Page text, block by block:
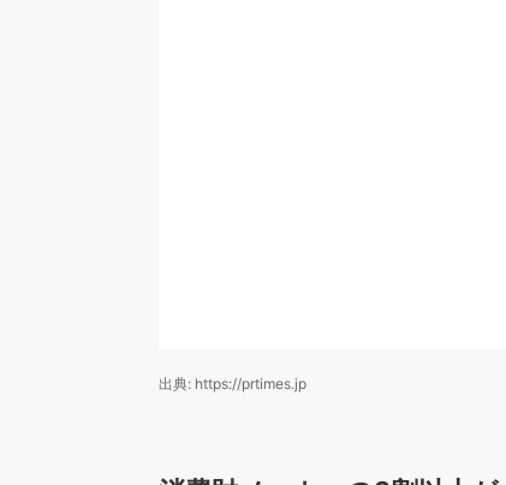
出典: https://prtimes.jp